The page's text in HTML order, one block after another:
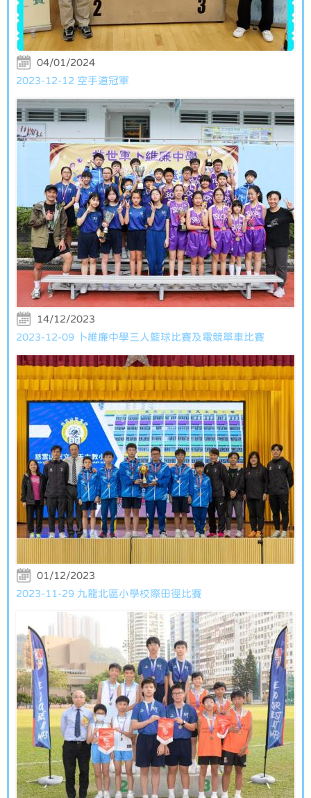
04/01/2024
2023-12-12 空手道冠軍
14/12/2023
2023-12-09 卜維廉中學三人籃球比賽及電競單車比賽
01/12/2023
2023-11-29 九龍北區小學校際田徑比賽